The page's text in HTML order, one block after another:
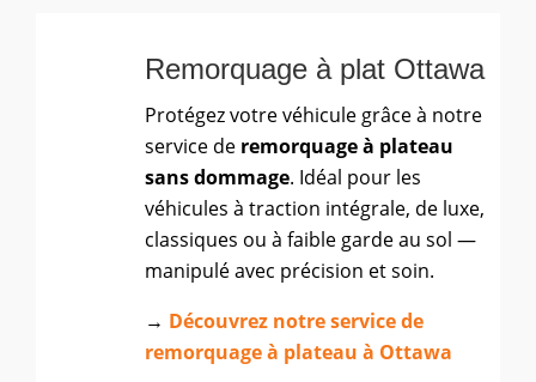
Remorquage à plat Ottawa
Protégez votre véhicule grâce à notre
service de remorquage à plateau
sans dommage. Idéal pour les
véhicules à traction intégrale, de luxe,
classiques ou à faible garde au sol —
manipulé avec précision et soin.
→ Découvrez notre service de
remorquage à plateau à Ottawa